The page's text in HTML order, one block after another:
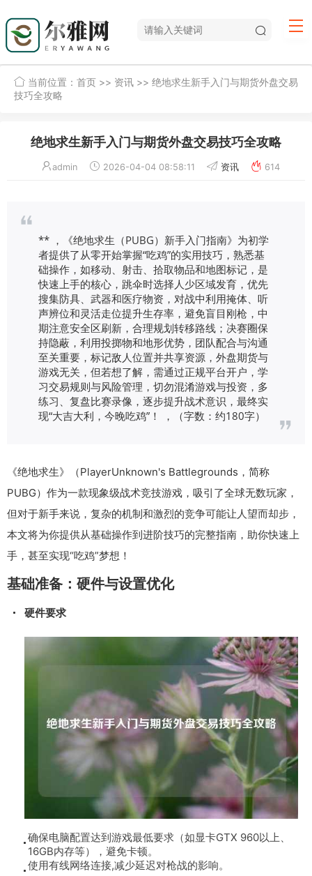
当前位置： 首页 >> 资讯 >> 绝地求生新手入门与期货外盘交易
技巧全攻略
绝地求生新手入门与期货外盘交易技巧全攻略
admin 2026-04-04 08:58:11 资讯 614
** ，《绝地求生（PUBG）新手入门指南》为初学
者提供了从零开始掌握“吃鸡”的实用技巧，熟悉基
础操作，如移动、射击、拾取物品和地图标记，是
快速上手的核心，跳伞时选择人少区域发育，优先
搜集防具、武器和医疗物资，对战中利用掩体、听
声辨位和灵活走位提升生存率，避免盲目刚枪，中
期注意安全区刷新，合理规划转移路线；决赛圈保
持隐蔽，利用投掷物和地形优势，团队配合与沟通
至关重要，标记敌人位置并共享资源，外盘期货与
游戏无关，但若想了解，需通过正规平台开户，学
习交易规则与风险管理，切勿混淆游戏与投资，多
练习、复盘比赛录像，逐步提升战术意识，最终实
现“大吉大利，今晚吃鸡”！ ，（字数：约180字）
《绝地求生》（PlayerUnknown's Battlegrounds，简称
PUBG）作为一款现象级战术竞技游戏，吸引了全球无数玩家，
但对于新手来说，复杂的机制和激烈的竞争可能让人望而却步，
本文将为你提供从基础操作到进阶技巧的完整指南，助你快速上
手，甚至实现“吃鸡”梦想！
基础准备：硬件与设置优化
硬件要求
确保电脑配置达到游戏最低要求（如显卡GTX 960以上、
16GB内存等），避免卡顿。
使用有线网络连接,减少延迟对枪战的影响。